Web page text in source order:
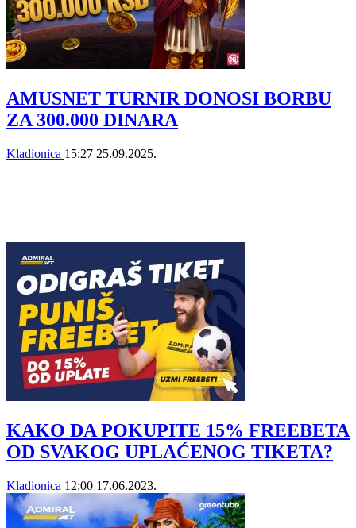
AMUSNET TURNIR DONOSI BORBU
ZA 300.000 DINARA
Kladionica 15:27 25.09.2025.
KAKO DA POKUPITE 15% FREEBETA
OD SVAKOG UPLAĆENOG TIKETA?
Kladionica 12:00 17.06.2023.